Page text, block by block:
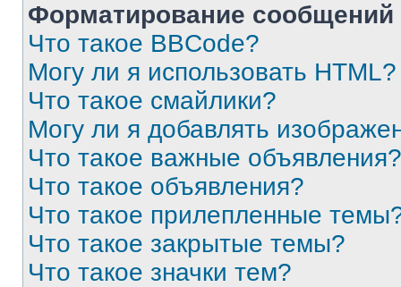
Форматирование
Что такое BBCode?
Могу ли я использовать HTML?
Что такое смайлики?
Могу ли я добавлять
Что такое важные объявления?
Что такое объявления?
Что такое прилепленные
Что такое закрытые темы?
Что такое значки тем?